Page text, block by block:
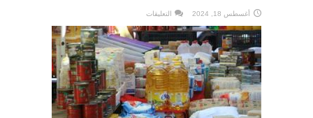
أغسطس 18, 2024 التعليقات
استقرار
سعر
الصرف
الأسعار
ترتفع!!..
عضو
غرفة
تجارة
دمشق:
هناك
احتكار!!..
رئيس